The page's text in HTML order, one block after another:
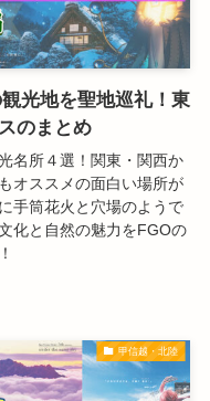
光地を聖地巡礼！東
のまとめ
名所４選！関東・関西か
オススメの面白い場所が
手筒花火と穴場のようで
化と自然の魅力をFGOの
甲信越・北陸